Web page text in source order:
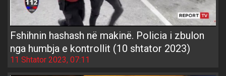
Fshihnin hashash në makinë. Policia i zbulon
nga humbja e kontrollit (10 shtator 2023)
11 Shtator 2023, 07:11